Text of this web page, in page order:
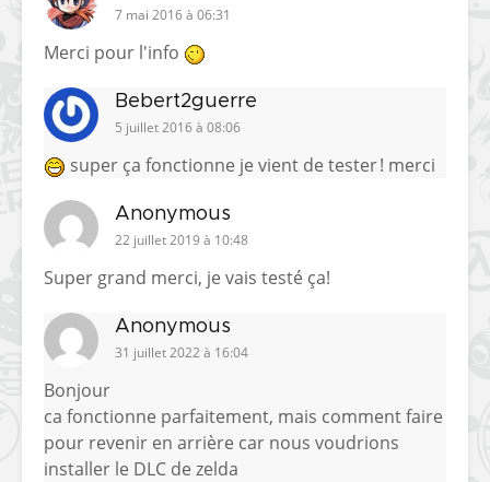
7 mai 2016 à 06:31
Merci pour l'info
Bebert2guerre
5 juillet 2016 à 08:06
super ça fonctionne je vient de tester ! merci
Anonymous
22 juillet 2019 à 10:48
Super grand merci, je vais testé ça!
Anonymous
31 juillet 2022 à 16:04
Bonjour
ca fonctionne parfaitement, mais comment faire
pour revenir en arrière car nous voudrions
installer le DLC de zelda